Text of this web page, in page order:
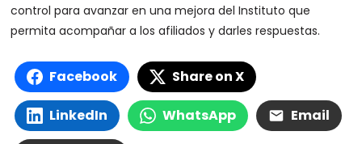
control para avanzar en una mejora del Instituto que
permita acompañar a los afiliados y darles respuestas.
Facebook Share on X
LinkedIn WhatsApp Email